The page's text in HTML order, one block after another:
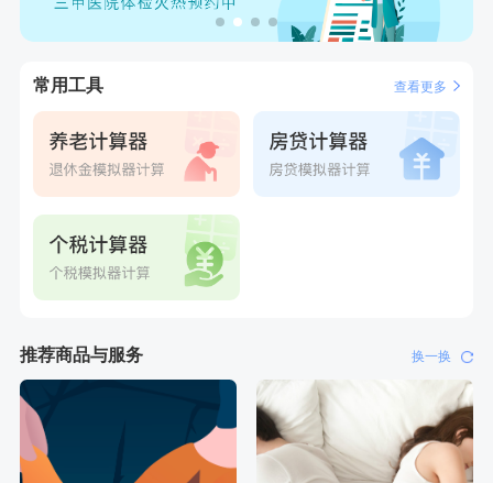
购买了美的体重秤 MO-CW5 白色
常用工具 查看更多
推荐商品与服务 换一换